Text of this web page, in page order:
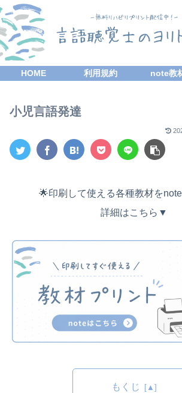
HOME 利用規約 note教
小児言語発達
🌟印刷して使える各種教材を
詳細はこちら▼
もくじ